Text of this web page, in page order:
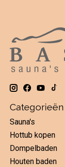
Categorieën
Sauna's
Hottub kopen
Dompelbaden
Houten baden